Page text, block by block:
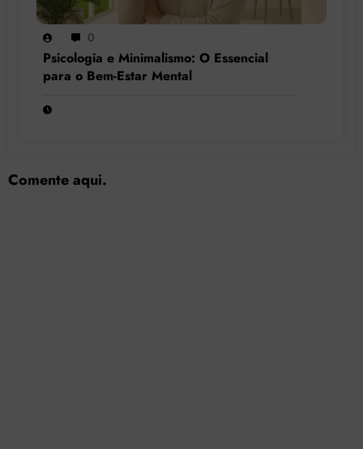
0
Psicologia e Minimalismo: O Essencial
para o Bem-Estar Mental
Comente aqui.